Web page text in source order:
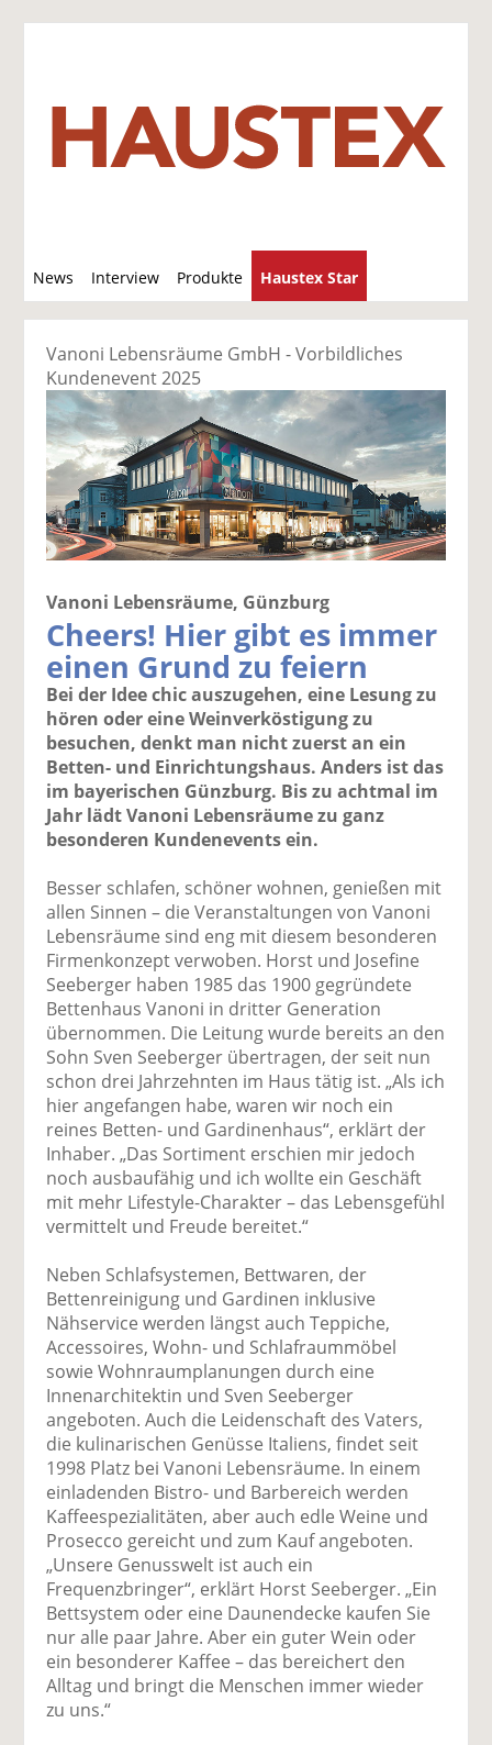
News Interview Produkte Haustex Star
u
c
Vanoni Lebensräume GmbH - Vorbildliches
Kundenevent 2025
Vanoni Lebensräume, Günzburg
Cheers! Hier gibt es immer
einen Grund zu feiern
Bei der Idee chic auszugehen, eine Lesung zu
hören oder eine Weinverköstigung zu
besuchen, denkt man nicht zuerst an ein
Betten- und Einrichtungshaus. Anders ist das
im bayerischen Günzburg. Bis zu achtmal im
Jahr lädt Vanoni Lebensräume zu ganz
besonderen Kundenevents ein.
Besser schlafen, schöner wohnen, genießen mit
allen Sinnen – die Veranstaltungen von Vanoni
Lebensräume sind eng mit diesem besonderen
Firmenkonzept verwoben. Horst und Josefine
Seeberger haben 1985 das 1900 gegründete
Bettenhaus Vanoni in dritter Generation
übernommen. Die Leitung wurde bereits an den
Sohn Sven Seeberger übertragen, der seit nun
schon drei Jahrzehnten im Haus tätig ist. „Als ich
hier angefangen habe, waren wir noch ein
reines Betten- und Gardinenhaus“, erklärt der
Inhaber. „Das Sortiment erschien mir jedoch
noch ausbaufähig und ich wollte ein Geschäft
mit mehr Lifestyle-Charakter – das Lebensgefühl
vermittelt und Freude bereitet.“
Neben Schlafsystemen, Bettwaren, der
Bettenreinigung und Gardinen inklusive
Nähservice werden längst auch Teppiche,
Accessoires, Wohn- und Schlafraummöbel
sowie Wohnraumplanungen durch eine
Innenarchitektin und Sven Seeberger
angeboten. Auch die Leidenschaft des Vaters,
die kulinarischen Genüsse Italiens, findet seit
1998 Platz bei Vanoni Lebensräume. In einem
einladenden Bistro- und Barbereich werden
Kaffeespezialitäten, aber auch edle Weine und
Prosecco gereicht und zum Kauf angeboten.
„Unsere Genusswelt ist auch ein
Frequenzbringer“, erklärt Horst Seeberger. „Ein
Bettsystem oder eine Daunendecke kaufen Sie
nur alle paar Jahre. Aber ein guter Wein oder
ein besonderer Kaffee – das bereichert den
Alltag und bringt die Menschen immer wieder
zu uns.“